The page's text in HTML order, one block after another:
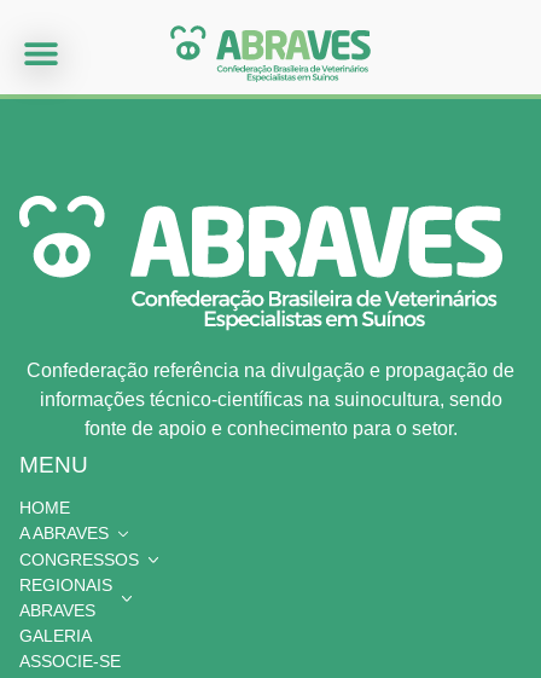
Confederação referência na divulgação e propagação de
informações técnico-científicas na suinocultura, sendo
fonte de apoio e conhecimento para o setor.
MENU
HOME
A ABRAVES
CONGRESSOS
REGIONAIS
ABRAVES
GALERIA
ASSOCIE-SE